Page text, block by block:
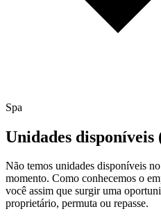
Spa
Unidades disponíveis
Não temos unidades disponíveis no
momento. Como conhecemos o
você assim que surgir uma
proprietário, permuta ou repasse.